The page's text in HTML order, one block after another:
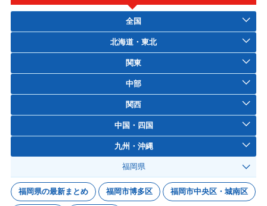
全国
北海道・東北
関東
中部
関西
中国・四国
九州・沖縄
福岡県
福岡県の最新まとめ 福岡市博多区 福岡市中央区・城南区